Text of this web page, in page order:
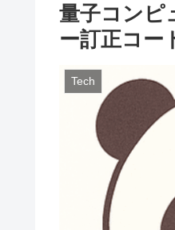
量子コンピ
ー訂正コー
Tech